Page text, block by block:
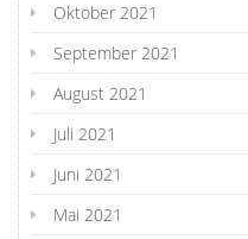
Oktober 2021
September 2021
August 2021
Juli 2021
Juni 2021
Mai 2021